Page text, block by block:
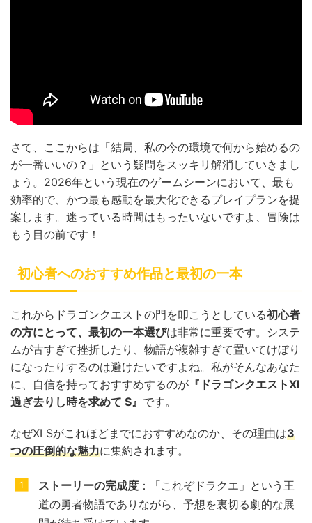
さて、ここからは「結局、私の今の環境で何から始めるの
が一番いいの？」という疑問をスッキリ解消していきまし
ょう。2026年という現在のゲームシーンにおいて、最も
効率的で、かつ最も感動を最大化できるプレイプランを提
案します。迷っている時間はもったいないですよ、冒険は
もう目の前です！
初心者へのおすすめ作品と最初の一本
これからドラゴンクエストの門を叩こうとしている初心者
の方にとって、最初の一本選びは非常に重要です。システ
ムが古すぎて挫折したり、物語が複雑すぎて置いてけぼり
になったりするのは避けたいですよね。私がそんなあなた
に、自信を持っておすすめするのが 『ドラゴンクエストXI
過ぎ去りし時を求めて S』 です。
なぜXI Sがこれほどまでにおすすめなのか、その理由は3
つの圧倒的な魅力に集約されます。
ストーリーの完成度 ：「これぞドラクエ」という王
道の勇者物語でありながら、予想を裏切る劇的な展